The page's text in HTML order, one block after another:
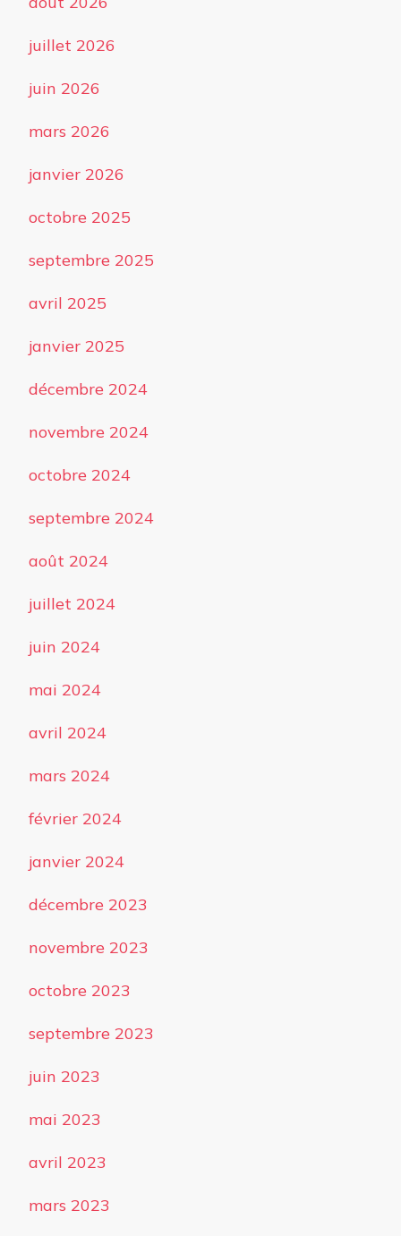
juillet 2026
juin 2026
mars 2026
janvier 2026
octobre 2025
septembre 2025
avril 2025
janvier 2025
décembre 2024
novembre 2024
octobre 2024
septembre 2024
août 2024
juillet 2024
juin 2024
mai 2024
avril 2024
mars 2024
février 2024
janvier 2024
décembre 2023
novembre 2023
octobre 2023
septembre 2023
juin 2023
mai 2023
avril 2023
mars 2023